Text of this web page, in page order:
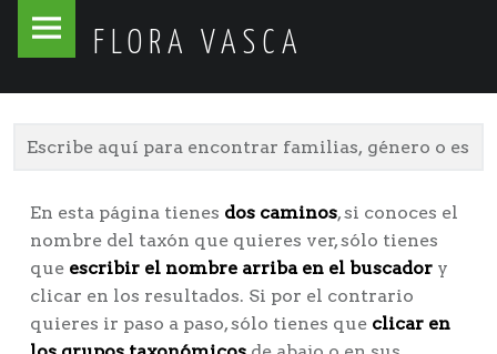
FLORA VASCA
Flora
Skip
En esta página tienes dos caminos, si conoces el
nombre del taxón que quieres ver, sólo tienes
queescribir el nombre arriba en el buscadory
clicar en los resultados. Si por el contrario
quieres ir paso a paso, sólo tienes que clicar en